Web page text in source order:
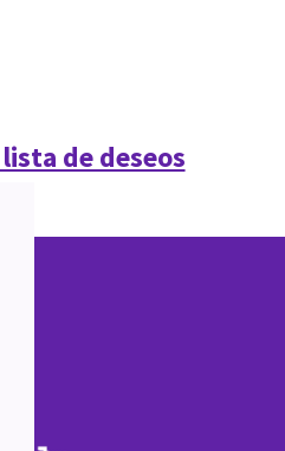
de deseos